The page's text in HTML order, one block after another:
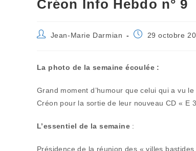
Créon Info Hebdo n° 9
Auteur/autrice
Jean-Marie Darmian
Publication
29 octobre
La photo de la semaine écoulée :
Grand moment d’humour que celui qui a vu
Créon pour la sortie de leur nouveau CD « E
L’essentiel de la semaine :
Présidence de la réunion des « villes